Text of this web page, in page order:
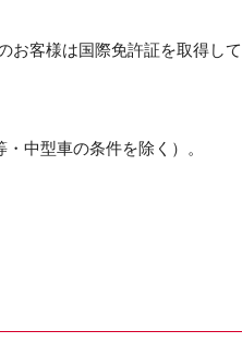
客様は国際免許証を取得して
中型車の条件を除く）。